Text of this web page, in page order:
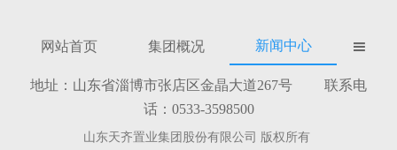
网站首页 集团概况 新闻中心 
地址：山东省淄博市张店区金晶大道267号 联系电
话：0533-3598500
山东天齐置业集团股份有限公司 版权所有